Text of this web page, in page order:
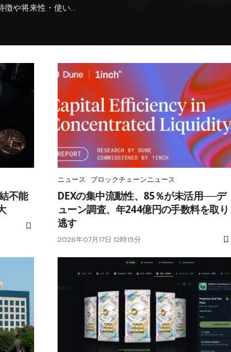
徴や将来性・使い…
不能
ニュース ブロックチェーンニュース
DEXの集中流動性、85％が未活用──デ
ューン調査、年244億円の手数料を取り
逃す
2026年07月17日 12時15分